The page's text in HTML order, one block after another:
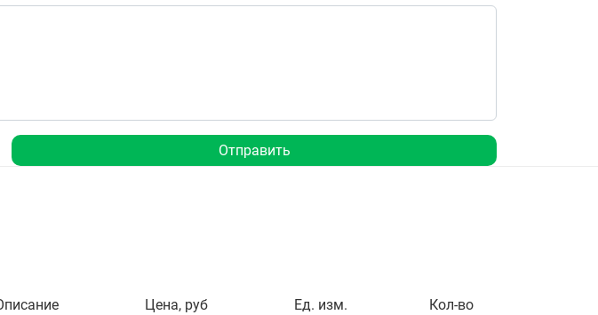
Отправить
Цена, руб Ед. изм. Кол-во